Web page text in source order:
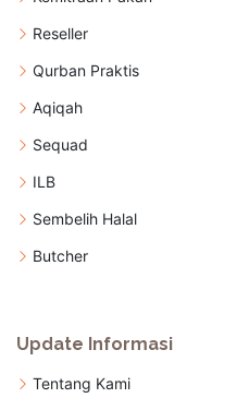
Reseller
Qurban Praktis
Aqiqah
Sequad
ILB
Sembelih Halal
Butcher
Update Informasi
Tentang Kami